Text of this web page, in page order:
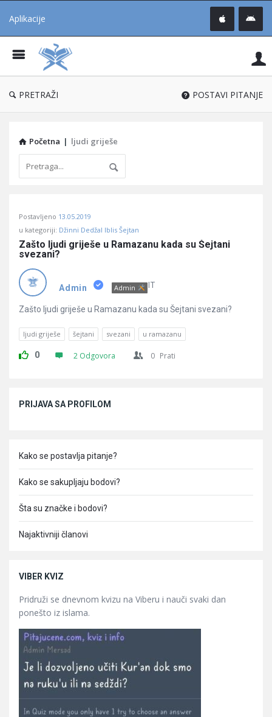
Aplikacije
®
PRETRAŽI POSTAVI PITANJE
Početna | ljudi griješe
Učene
Latest
Pitanja
Postavljeno 13.05.2019
u kategoriji: Džinni Dedžal Iblis Šejtan
Zašto ljudi griješe u Ramazanu kada su Šejtani
svezani?
Admin Admin IT
Zašto ljudi griješe u Ramazanu kada su Šejtani svezani?
ljudi griješe šejtani svezani u ramazanu
0 2 Odgovora 0 Prati
PRIJAVA SA PROFILOM
Kako se postavlja pitanje?
Kako se sakupljaju bodovi?
Šta su značke i bodovi?
Najaktivniji članovi
VIBER KVIZ
Pridruži se dnevnom kvizu na Viberu i nauči svaki dan
ponešto iz islama.